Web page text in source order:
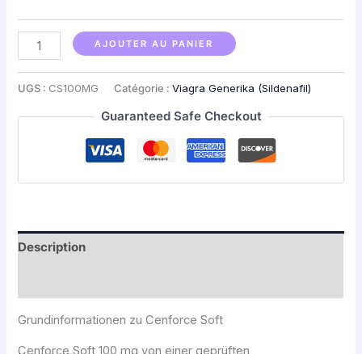
AJOUTER AU PANIER
UGS : CS100MG Catégorie :Viagra Generika (Sildenafil)
Guaranteed Safe Checkout
Description
Grundinformationen zu Cenforce Soft
Cenforce Soft 100 mg von einer geprüften